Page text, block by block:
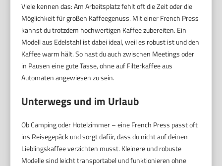
Viele kennen das: Am Arbeitsplatz fehlt oft die Zeit oder die
Möglichkeit für großen Kaffeegenuss. Mit einer French Press
kannst du trotzdem hochwertigen Kaffee zubereiten. Ein
Modell aus Edelstahl ist dabei ideal, weil es robust ist und den
Kaffee warm hält. So hast du auch zwischen Meetings oder
in Pausen eine gute Tasse, ohne auf Filterkaffee aus
Automaten angewiesen zu sein.
Unterwegs und im Urlaub
Ob Camping oder Hotelzimmer – eine French Press passt oft
ins Reisegepäck und sorgt dafür, dass du nicht auf deinen
Lieblingskaffee verzichten musst. Kleinere und robuste
Modelle sind leicht transportabel und funktionieren ohne